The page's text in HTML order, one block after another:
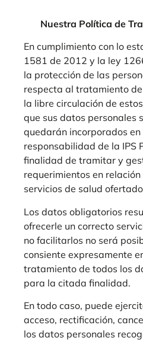
Nuestra Política de
En cumplimiento con lo
1581 de 2012 y la ley
la protección de las
respecta al tratamiento
la libre circulación de
que sus datos personales
quedarán incorporados
responsabilidad de la IPS
finalidad de tramitar y
requerimientos en
servicios de salud
Los datos obligatorios
ofrecerle un correcto
no facilitarlos no será
consiente expresamente
tratamiento de todos los
para la citada finalidad.
En todo caso, puede
acceso, rectificación,
los datos personales